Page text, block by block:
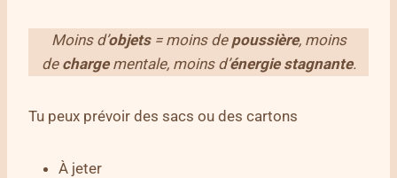
Moins d’objets= moins de poussière, moins
de chargementale, moins d’énergie stagnante.
Tu peux prévoir des sacs ou des cartons
À jeter